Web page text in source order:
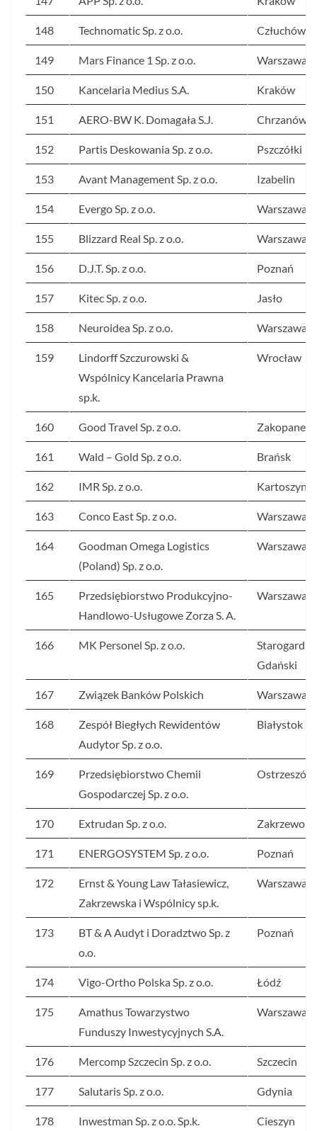
148 Technomatic Sp. z o.o. Człuchów
149 Mars Finance 1 Sp. z o.o. Warszawa
150 Kancelaria Medius S.A. Kraków
151 AERO-BW K. Domagała S.J. Chrzanów
152 Partis Deskowania Sp. z o.o. Pszczółki
153 Avant Management Sp. z o.o. Izabelin
154 Evergo Sp. z o.o. Warszawa
155 Blizzard Real Sp. z o.o. Warszawa
156 D.J.T. Sp. z o.o. Poznań
157 Kitec Sp. z o.o. Jasło
158 Neuroidea Sp. z o.o. Warszawa
159
Lindorff Szczurowski &
Wspólnicy Kancelaria Prawna
sp.k.
Wrocław
160 Good Travel Sp. z o.o. Zakopane
161 Wald – Gold Sp. z o.o. Brańsk
162 IMR Sp. z o.o. Kartoszyno
163 Conco East Sp. z o.o. Warszawa
164
Goodman Omega Logistics
(Poland) Sp. z o.o.
Warszawa
165
Przedsiębiorstwo Produkcyjno-
Handlowo-Usługowe Zorza S. A.
Warszawa
166 MK Personel Sp. z o.o.
Starogard
Gdański
167 Związek Banków Polskich Warszawa
168
Zespół Biegłych Rewidentów
Audytor Sp. z o.o.
Białystok
169
Przedsiębiorstwo Chemii
Gospodarczej Sp. z o.o.
Ostrzeszów
170 Extrudan Sp. z o.o. Zakrzewo
171 ENERGOSYSTEM Sp. z o.o. Poznań
172
Ernst & Young Law Tałasiewicz,
Zakrzewska i Wspólnicy sp.k.
Warszawa
173
BT & A Audyt i Doradztwo Sp. z
o.o.
Poznań
174 Vigo-Ortho Polska Sp. z o.o. Łódź
175
Amathus Towarzystwo
Funduszy Inwestycyjnych S.A.
Warszawa
176 Mercomp Szczecin Sp. z o.o. Szczecin
177 Salutaris Sp. z o.o. Gdynia
178 Inwestman Sp. z o.o. Sp.k. Cieszyn